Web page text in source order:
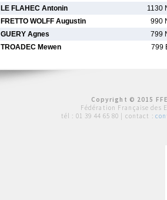
LE FLAHEC Antonin
1130
FRETTO WOLFF Augustin
990
GUERY Agnes
799
TROADEC Mewen 799
Copyright © 2015
Fédération Française des
tél : 01 39 44 65 80 | contact :